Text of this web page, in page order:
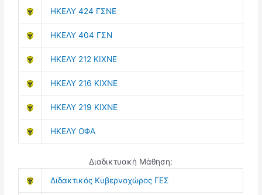
ΗΚΕΛΥ 424 ΓΣΝE
ΗΚΕΛΥ 404 ΓΣΝ
ΗΚΕΛΥ 212 ΚΙΧΝΕ
ΗΚΕΛΥ 216 ΚΙΧΝΕ
ΗΚΕΛΥ 219 ΚΙΧΝΕ
ΗΚΕΛΥ ΟΦΑ
Διαδικτυακή Μάθηση:
Διδακτικός Κυβερνοχώρος ΓΕΣ